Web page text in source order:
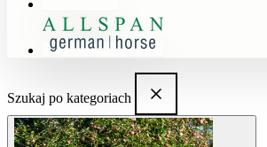
Szukaj po kategoriach